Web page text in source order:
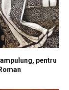
pentru